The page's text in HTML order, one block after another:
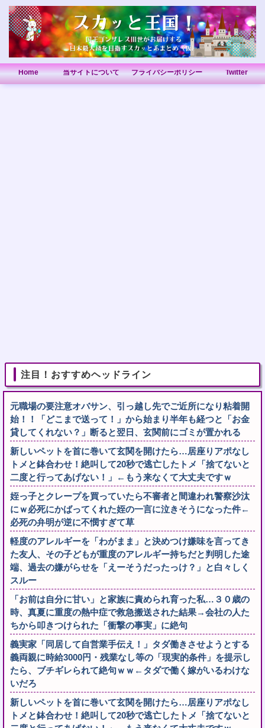
Home 当サイトについて プライバシーポリシー Twitter
注目！おすすめヘッドライン
元職場の要注意オバサン、引っ越し先でご近所になり粘着開
始！！「どこまで送って！」から始まり半年も経つと「お金
貸してくれない？」断ると翌日、玄関前にゴミが置かれる
新しいペットを首に巻いて玄関を開けたら…居座りアポなし
トメと鉢合わせ！絶叫して20秒で逃亡したトメ「捨てないと
二度と行ってあげない！」←もう来なくて大丈夫ですｗ
姪っ子とクレープを買っていたら不審者と間違われ警察沙汰
にｗ必死にかばってくれた姪の一言に泣きそうになった件←
必死の弁明が逆に不憫すぎて草
軽度のアレルギーを「わがまま」と決めつけ嫌味を言ってき
た友人、その子どもが重度のアレルギー持ちだと判明した途
端、過去の嫌がらせを「えーそうだったっけ？」と白々しく
スルー
「お前は自分に甘い」と家族に責められ育った私…３０歳の
時、真夏に重度の熱中症で救急搬送された結果→会社の人た
ちから叩きつけられた「衝撃の事実」に絶句
義実家「同居して自営業手伝え！」タダ働きさせようとする
義両親に時給3000円・残業なし等の「現実的条件」を提示し
たら、ブチギレられて絶句ｗｗ←タダで働く嫁がいるわけな
いだろ
新しいペットを首に巻いて玄関を開けたら…居座りアポなし
トメと鉢合わせ！絶叫して20秒で逃亡したトメ「捨てないと